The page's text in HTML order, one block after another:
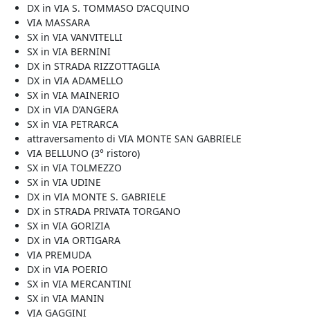
DX in VIA S. TOMMASO D’ACQUINO
VIA MASSARA
SX in VIA VANVITELLI
SX in VIA BERNINI
DX in STRADA RIZZOTTAGLIA
DX in VIA ADAMELLO
SX in VIA MAINERIO
DX in VIA D’ANGERA
SX in VIA PETRARCA
attraversamento di VIA MONTE SAN GABRIELE
VIA BELLUNO (3° ristoro)
SX in VIA TOLMEZZO
SX in VIA UDINE
DX in VIA MONTE S. GABRIELE
DX in STRADA PRIVATA TORGANO
SX in VIA GORIZIA
DX in VIA ORTIGARA
VIA PREMUDA
DX in VIA POERIO
SX in VIA MERCANTINI
SX in VIA MANIN
VIA GAGGINI